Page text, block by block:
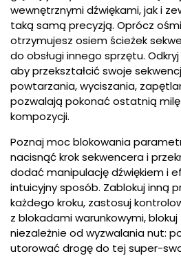
wewnętrznymi dźwiękami, jak i
taką samą precyzją. Oprócz
otrzymujesz osiem ścieżek
do obsługi innego sprzętu.
aby przekształcić swoje
powtarzania, wyciszania,
pozwalają pokonać ostatnią
kompozycji.
Poznaj moc blokowania
nacisnąć krok sekwencera i
dodać manipulację dźwiękiem i
intuicyjny sposób. Zablokuj inną
każdego kroku, zastosuj
z blokadami warunkowymi,
niezależnie od wyzwalania nut:
utorować drogę do tej super-